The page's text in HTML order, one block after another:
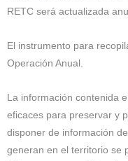
RETC será actualizada
El instrumento para
Operación Anual.
La información contenida
eficaces para preservar y
disponer de información
generan en el territorio se